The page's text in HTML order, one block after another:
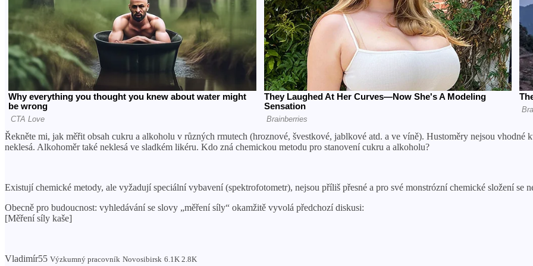
Řekněte mi, jak měřit obsah cukru a alkoholu v různých rmutech (hroznové, švestkové, jablkové atd. a ve víně). Hustoměry nejsou
neklesá. Alkohoměr také neklesá ve sladkém likéru. Kdo zná chemickou metodu pro stanovení cukru a alkoholu?
Existují chemické metody, ale vyžadují speciální vybavení (spektrofotometr), nejsou příliš přesné a pro své monstrózní chemické složení se
Obecně pro budoucnost: vyhledávání se slovy „měření síly“ okamžitě vyvolá předchozí diskusi:
[Měření síly kaše]
Vladimír55 Výzkumný pracovník Novosibirsk 6.1K 2.8K